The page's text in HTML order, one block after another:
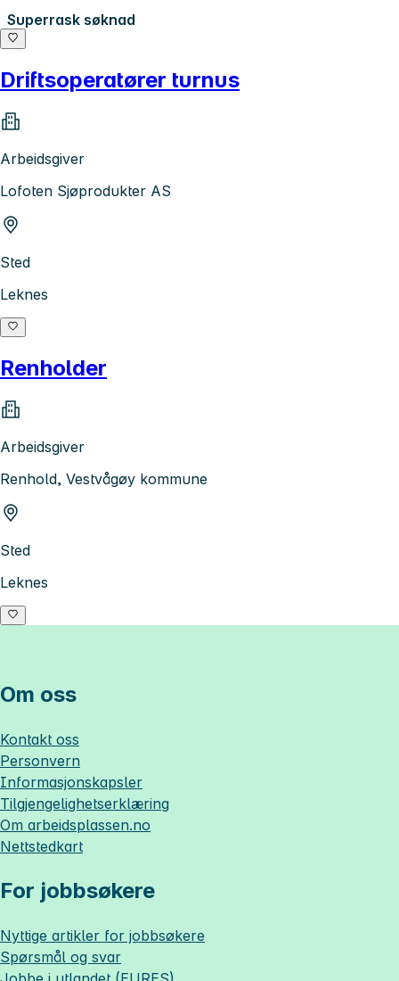
Superrask søknad
Driftsoperatører turnus
Arbeidsgiver
Lofoten Sjøprodukter AS
Sted
Leknes
Renholder
Arbeidsgiver
Renhold, Vestvågøy kommune
Sted
Leknes
Om oss
Kontakt oss
Personvern
Informasjonskapsler
Tilgjengelighetserklæring
Om arbeidsplassen.no
Nettstedkart
For jobbsøkere
Nyttige artikler for jobbsøkere
Spørsmål og svar